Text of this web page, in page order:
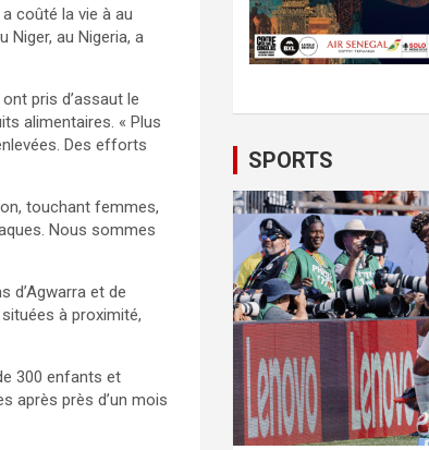
coûté la vie à au
Niger, au Nigeria, a
pris d’assaut le
alimentaires. « Plus
Des efforts
touchant femmes,
Nous sommes
d’Agwarra et de
à proximité,
300 enfants et
après près d’un mois
SPORTS